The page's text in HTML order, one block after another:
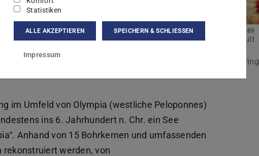
major fault zones (EFZ = Epitalio fault zone, AFZ = Alpheios fault
et al. (2007) and Vött et al., 2015, Vött et al., 2019. The area
areas were subject to crust uplift in the range of 13–30 m during
im Umfeld von Olympia (westliche Peloponnes)
ins 6. Jahrhundert n. Chr. ein See
Anhand von 15 Bohrkernen und umfassenden
rekonstruiert werden, von
Statistiken
ALLE AKZEPTIEREN SPEICHERN & SCHLIESSEN
Impressum